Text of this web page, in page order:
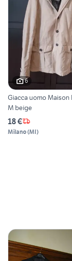
6
Giacca uomo Maison
M beige
18 €
Milano(MI)